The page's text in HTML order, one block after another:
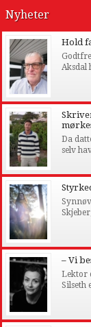
Nyheter
Hold
Aksdal
Da
selv
– Vi
Lektor
Silseth